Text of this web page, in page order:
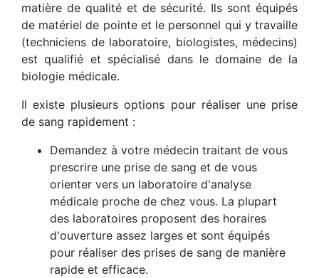
matière de qualité et de sécurité. Ils sont équipés
de matériel de pointe et le personnel qui y travaille
(techniciens de laboratoire, biologistes, médecins)
est qualifié et spécialisé dans le domaine de la
biologie médicale.
Il existe plusieurs options pour réaliser une prise
de sang rapidement :
Demandez à votre médecin traitant de vous
prescrire une prise de sang et de vous
orienter vers un laboratoire d'analyse
médicale proche de chez vous. La plupart
des laboratoires proposent des horaires
d'ouverture assez larges et sont équipés
pour réaliser des prises de sang de manière
rapide et efficace.